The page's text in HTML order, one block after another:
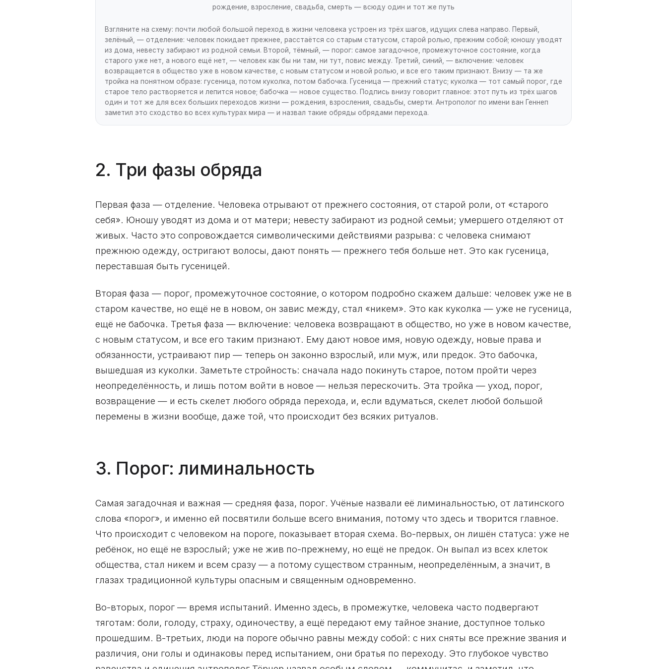
рождение, взросление, свадьба, смерть — всюду один и тот же путь
Взгляните на схему: почти любой большой переход в жизни человека устроен из трёх шагов, идущих слева направо. Первый,
зелёный, — отделение: человек покидает прежнее, расстаётся со старым статусом, старой ролью, прежним собой; юношу уводят
из дома, невесту забирают из родной семьи. Второй, тёмный, — порог: самое загадочное, промежуточное состояние, когда
старого уже нет, а нового ещё нет, — человек как бы ни там, ни тут, повис между. Третий, синий, — включение: человек
возвращается в общество уже в новом качестве, с новым статусом и новой ролью, и все его таким признают. Внизу — та же
тройка на понятном образе: гусеница, потом куколка, потом бабочка. Гусеница — прежний статус; куколка — тот самый порог, где
старое тело растворяется и лепится новое; бабочка — новое существо. Подпись внизу говорит главное: этот путь из трёх шагов
один и тот же для всех больших переходов жизни — рождения, взросления, свадьбы, смерти. Антрополог по имени ван Геннеп
заметил это сходство во всех культурах мира — и назвал такие обряды обрядами перехода.
2. Три фазы обряда
Первая фаза — отделение. Человека отрывают от прежнего состояния, от старой роли, от «старого
себя». Юношу уводят из дома и от матери; невесту забирают из родной семьи; умершего отделяют от
живых. Часто это сопровождается символическими действиями разрыва: с человека снимают
прежнюю одежду, остригают волосы, дают понять — прежнего тебя больше нет. Это как гусеница,
переставшая быть гусеницей.
Вторая фаза — порог, промежуточное состояние, о котором подробно скажем дальше: человек уже не в
старом качестве, но ещё не в новом, он завис между, стал «никем». Это как куколка — уже не гусеница,
ещё не бабочка. Третья фаза — включение: человека возвращают в общество, но уже в новом качестве,
с новым статусом, и все его таким признают. Ему дают новое имя, новую одежду, новые права и
обязанности, устраивают пир — теперь он законно взрослый, или муж, или предок. Это бабочка,
вышедшая из куколки. Заметьте стройность: сначала надо покинуть старое, потом пройти через
неопределённость, и лишь потом войти в новое — нельзя перескочить. Эта тройка — уход, порог,
возвращение — и есть скелет любого обряда перехода, и, если вдуматься, скелет любой большой
перемены в жизни вообще, даже той, что происходит без всяких ритуалов.
3. Порог: лиминальность
Самая загадочная и важная — средняя фаза, порог. Учёные назвали её лиминальностью, от латинского
слова «порог», и именно ей посвятили больше всего внимания, потому что здесь и творится главное.
Что происходит с человеком на пороге, показывает вторая схема. Во-первых, он лишён статуса: уже не
ребёнок, но ещё не взрослый; уже не жив по-прежнему, но ещё не предок. Он выпал из всех клеток
общества, стал никем и всем сразу — а потому существом странным, неопределённым, а значит, в
глазах традиционной культуры опасным и священным одновременно.
Во-вторых, порог — время испытаний. Именно здесь, в промежутке, человека часто подвергают
тяготам: боли, голоду, страху, одиночеству, а ещё передают ему тайное знание, доступное только
прошедшим. В-третьих, люди на пороге обычно равны между собой: с них сняты все прежние звания и
различия, они голы и одинаковы перед испытанием, они братья по переходу. Это глубокое чувство